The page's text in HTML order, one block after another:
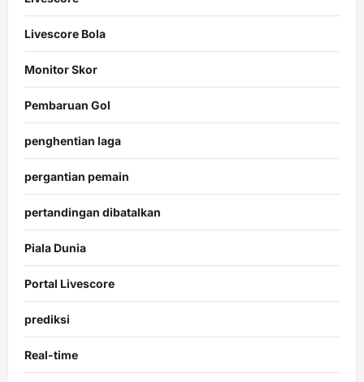
Livescore Bola
Monitor Skor
Pembaruan Gol
penghentian laga
pergantian pemain
pertandingan dibatalkan
Piala Dunia
Portal Livescore
prediksi
Real-time